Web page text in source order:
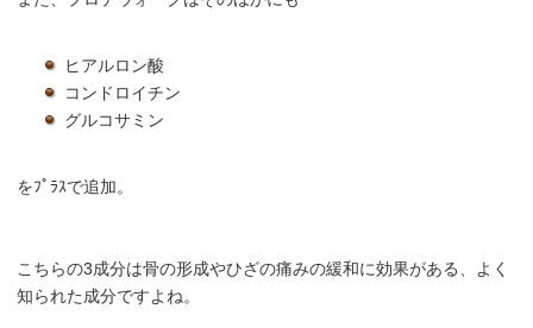
ヒアルロン酸
コンドロイチン
グルコサミン
をﾌﾟﾗｽで追加。
こちらの3成分は骨の形成やひざの痛みの緩和に効果がある、よく
知られた成分ですよね。